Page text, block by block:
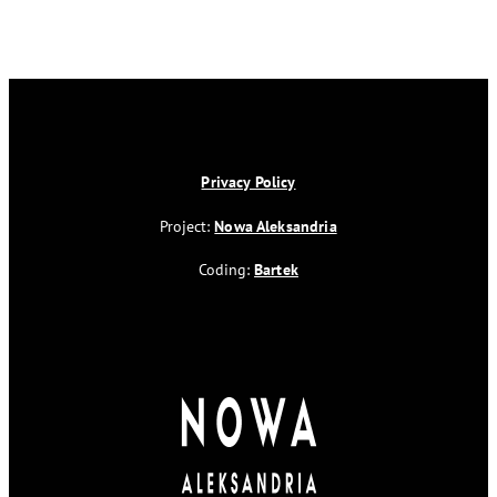
Privacy Policy
Project:Nowa Aleksandria
Coding:Bartek